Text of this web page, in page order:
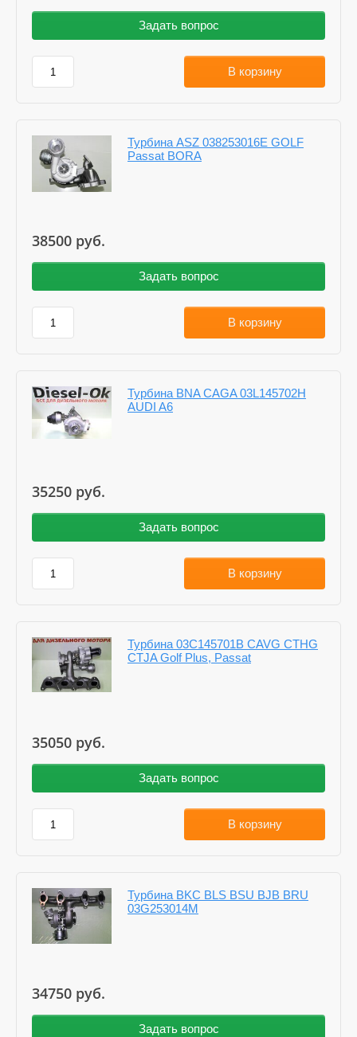
Задать вопрос
В корзину
Турбина ASZ 038253016E GOLF
Passat BORA
38500 руб.
Задать вопрос
В корзину
Турбина BNA CAGA 03L145702H
AUDI A6
35250 руб.
Задать вопрос
В корзину
Турбина 03C145701B CAVG CTHG
CTJA Golf Plus, Passat
35050 руб.
Задать вопрос
В корзину
Турбина BKC BLS BSU BJB BRU
03G253014M
34750 руб.
Задать вопрос